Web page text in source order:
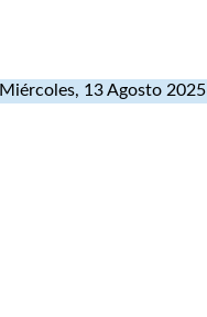
Miércoles, 13 Agosto 2025